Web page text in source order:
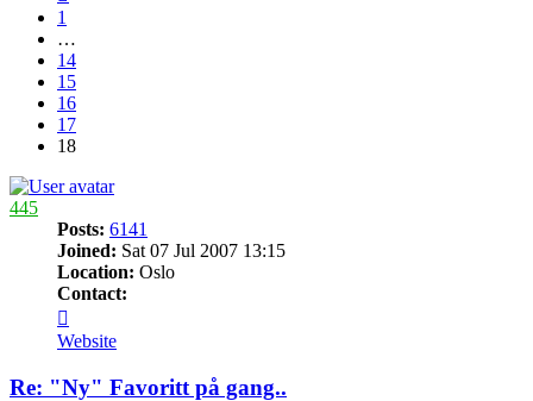
1
…
14
15
16
17
18
445
Posts: 6141
Joined: Sat 07 Jul 2007 13:15
Location: Oslo
Contact:
445
Website
Re: "Ny" Favoritt på gang..